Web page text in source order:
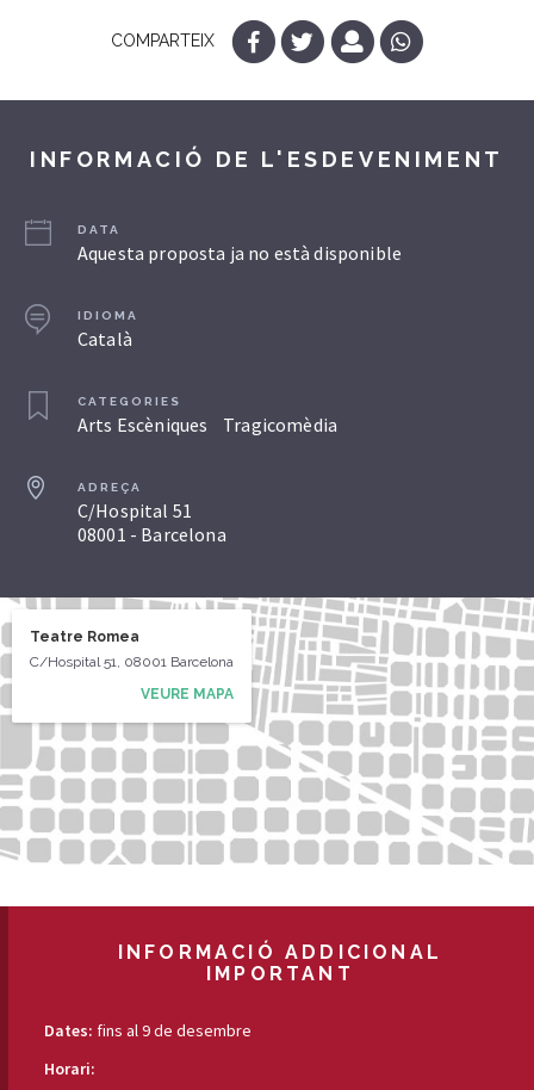
COMPARTEIX
INFORMACIÓ DE L'ESDEVENIMENT
DATA
Aquesta proposta ja no està disponible
IDIOMA
Català
CATEGORIES
Arts Escèniques Tragicomèdia
ADREÇA
C/Hospital 51
08001 - Barcelona
Teatre Romea
C/Hospital 51, 08001 Barcelona
VEURE MAPA
INFORMACIÓ ADDICIONAL
IMPORTANT
Dates: fins al 9 de desembre
Horari: